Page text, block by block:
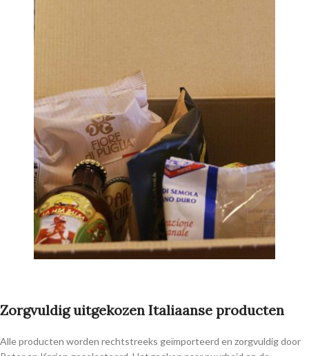
Zorgvuldig uitgekozen Italiaanse producten
Alle producten worden rechtstreeks geïmporteerd en zorgvuldig door